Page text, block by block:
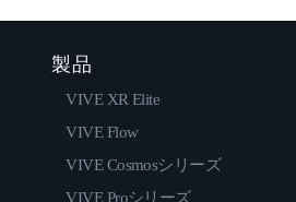
製品
VIVE XR Elite
VIVE Flow
VIVE Cosmosシリーズ
VIVE Proシリーズ